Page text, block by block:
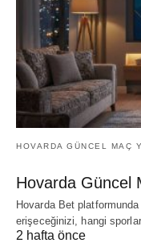
HOVARDA GÜNCEL MAÇ
Hovarda Güncel
Hovarda Bet platformunda
erişeceğinizi, hangi
2 hafta önce